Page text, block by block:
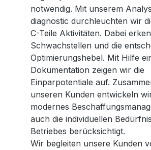
notwendig. Mit unserem
diagnostic durchleuchten wir
C-Teile Aktivitäten. Dabei
Schwachstellen und die
Optimierungshebel. Mit Hilfe
Dokumentation zeigen wir die
Einparpotentiale auf.
unseren Kunden entwickeln
modernes
auch die individuellen
Betriebes berücksichtigt.
Wir begleiten unsere Kunden